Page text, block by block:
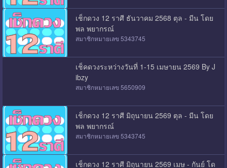
เช็กดวง 12 ราศี ธันวาคม 2568 ตุล - มีน โดย
พล พยากรณ์
สมาชิกหมายเลข 5343745
เช็คดวงระหว่างวันที่ 1-15 เมษายน 2569 By J
ibzy
สมาชิกหมายเลข 5650909
เช็กดวง 12 ราศี มิถุนายน 2569 ตุล - มีน โดย
พล พยากรณ์
สมาชิกหมายเลข 5343745
เช็กดวง 12 ราศี มิถุนายน 2569 เมษ - กันย์ โด